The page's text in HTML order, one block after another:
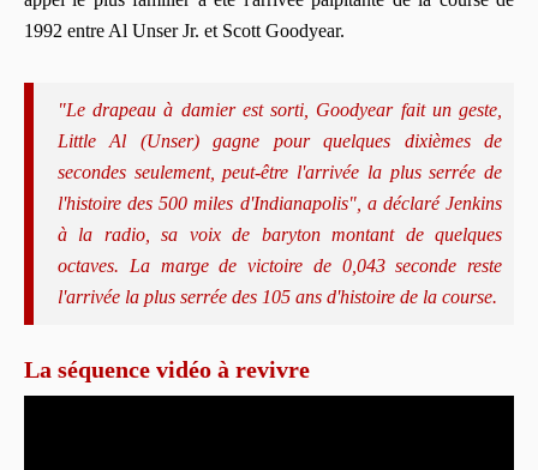
1992 entre Al Unser Jr. et Scott Goodyear.
"Le drapeau à damier est sorti, Goodyear fait un geste,
Little Al (Unser) gagne pour quelques dixièmes de
secondes seulement, peut-être l'arrivée la plus serrée de
l'histoire des 500 miles d'Indianapolis", a déclaré Jenkins
à la radio, sa voix de baryton montant de quelques
octaves. La marge de victoire de 0,043 seconde reste
l'arrivée la plus serrée des 105 ans d'histoire de la course.
La séquence vidéo à revivre